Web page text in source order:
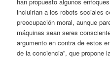
incluirían a los robots sociales
preocupación moral, aunque
máquinas sean seres
argumento en contra de estos
de la conciencia”, que propone